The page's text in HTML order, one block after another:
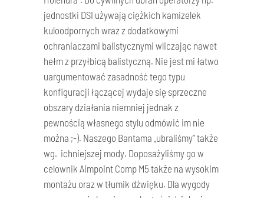
jednostki DSI używają ciężkich kamizelek
kuloodpornych wraz z dodatkowymi
ochraniaczami balistycznymi wliczając nawet
hełm z przyłbicą balistyczną. Nie jest mi łatwo
uargumentować zasadność tego typu
konfiguracji łączącej wydaje się sprzeczne
obszary działania niemniej jednak z
pewnością własnego stylu odmówić im nie
można ;-). Naszego Bantama „ubraliśmy” także
wg. ichniejszej mody. Doposażyliśmy go w
celownik Aimpoint Comp M5 także na wysokim
montażu oraz w tłumik dźwięku. Dla wygody